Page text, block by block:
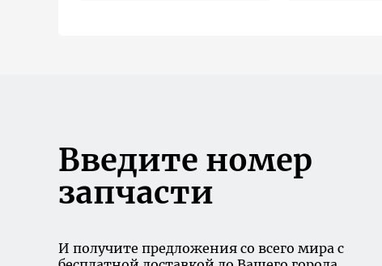
Введите номер
запчасти
И получите предложения со всего мира с